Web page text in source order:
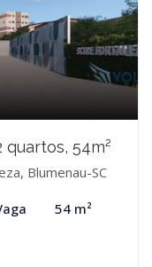
54m²
Blumenau-SC
54 m²